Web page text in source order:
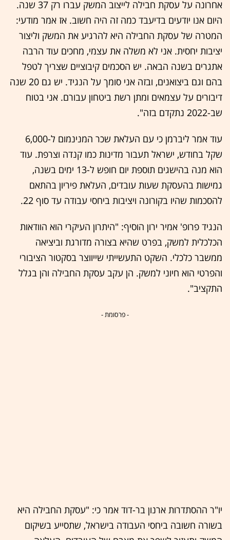
אחרונה על עסקת חבילה לייצוב המשק עברו רק 37 שנה.
היום אנו יודעים בדיעבד כמה זה היה חשוב. אז אמר מודעי:
המטרה של עסקת החבילה היא להרגיע את המשק וליצור
יציבות יחסית. אני לא משלה את עצמי, מחכים עוד הרבה
אתגרים בשנה הבאה. יש הסכמים קיבוציים שצריך לטפל
בהם וגם ביצואנים, ובזה אני סומך על הנגיד. יש גם 20 שנה
דיבורים על עצמאים ומתן רשת ביטחון עבורם. אני בטוח
שב-2022 נתקדם בזה".
עוד אמר ליברמן כי עם העלאת שכר המנינמום ל-6,000
שקל בחודש, ישראל תעבור מדינות כמו קנדה וצרפת. עוד
הוא מנה בהישגים תוספת יום חופש ל-13 ימים בשנה,
גמישות בהעסקת שעות עובדים, העלאת פיריון בהתאם
להסכמות שהיו בקורונה ויציבות ביחסי עבודה עד סוף 22.
הנגיד פרופ' אמיר ירון הוסיף: "היתרון העיקרי הוא הוודאות
הכלכלית למשק, בפרט שהיא בצורה מדורגת וביציאה
ממשבר כלכלי. השקט התעשייתי שייווצר בסקטור הציבורי
והפרטי הוא חיוני למשק. הן עקב עסקת החבילה והן בגלל
התקציב".
- פרסומת -
יו"ר ההסתדרות ארנון בר-דוד אמר כי: "עסקת החבילה היא
בשורה חשובה ביחסי העבודה בישראל, שתסייע בשיקום